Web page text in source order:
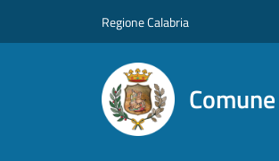
Regione Calabria